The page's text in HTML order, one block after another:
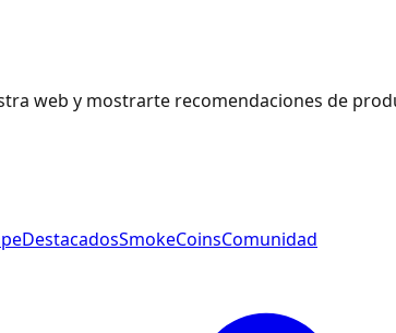
web y mostrarte recomendaciones de
DestacadosSmokeCoinsComunidad